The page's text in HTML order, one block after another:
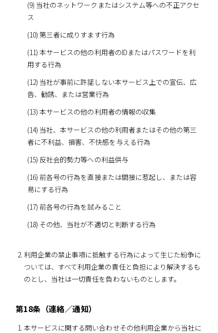
(9) 当社のネットワークまたはシステム等への不正アクセ
ス
(10) 第三者に成りすます行為
(11) 本サービスの他の利用者のIDまたはパスワードを利
用する行為
(12) 当社が事前に許諾しない本サービス上での宣伝、広
告、勧誘、または営業行為
(13) 本サービスの他の利用者の情報の収集
(14) 当社、本サービスの他の利用者またはその他の第三
者に不利益、損害、不快感を与える行為
(15) 反社会的勢力等への利益供与
(16) 前各号の行為を直接または間接に惹起し、または容
易にする行為
(17) 前各号の行為を試みること
(18) その他、当社が不適切と判断する行為
利用企業の禁止事項に抵触する行為によって生じた紛争に
ついては、すべて利用企業の責任と負担により解決するも
のとし、当社は一切責任を負わないものとします。
第18条（連絡／通知）
本サービスに関する問い合わせその他利用企業から当社に